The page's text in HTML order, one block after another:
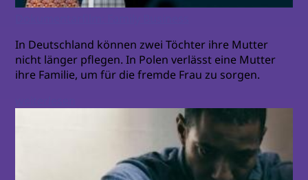
In Deutschland können zwei Töchter ihre Mutter
nicht länger pflegen. In Polen verlässt eine Mutter
ihre Familie, um für die fremde Frau zu sorgen.